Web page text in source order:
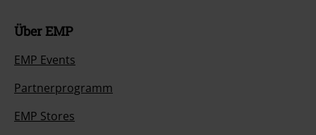
Über EMP
EMP Events
Partnerprogramm
EMP Stores